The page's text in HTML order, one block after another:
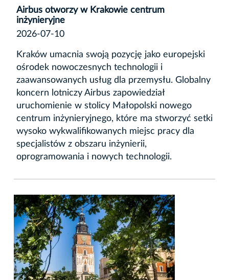
Airbus otworzy w Krakowie centrum
inżynieryjne
2026-07-10
Kraków umacnia swoją pozycję jako europejski
ośrodek nowoczesnych technologii i
zaawansowanych usług dla przemysłu. Globalny
koncern lotniczy Airbus zapowiedział
uruchomienie w stolicy Małopolski nowego
centrum inżynieryjnego, które ma stworzyć setki
wysoko wykwalifikowanych miejsc pracy dla
specjalistów z obszaru inżynierii,
oprogramowania i nowych technologii.